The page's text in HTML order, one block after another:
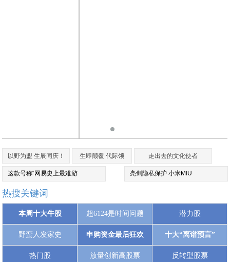
以野为盟 生辰同庆！ 生即颠覆 代际领 走出去的文化使者
这款号称“网易史上最难游 亮剑隐私保护 小米MIU
热搜关键词
本周十大牛股 超6124是时间问题 潜力股
野蛮人发家史 申购资金最后狂欢 十大“离谱预言”
热门股 放量创新高股票 反转型股票